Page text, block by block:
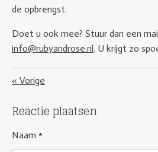
de opbrengst.
Doet u ook mee? Stuur dan een
info@rubyandrose.nl. U krijgt zo
« Vorige
Reactie plaatsen
Naam *